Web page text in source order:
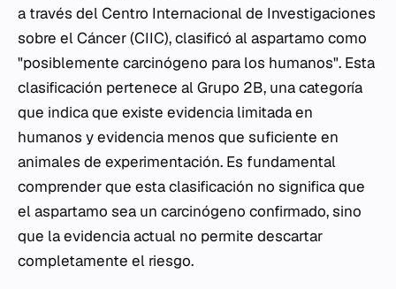
a través del Centro Internacional de Investigaciones
sobre el Cáncer (CIIC), clasificó al aspartamo como
"posiblemente carcinógeno para los humanos". Esta
clasificación pertenece al Grupo 2B, una categoría
que indica que existe evidencia limitada en
humanos y evidencia menos que suficiente en
animales de experimentación. Es fundamental
comprender que esta clasificación no significa que
el aspartamo sea un carcinógeno confirmado, sino
que la evidencia actual no permite descartar
completamente el riesgo.